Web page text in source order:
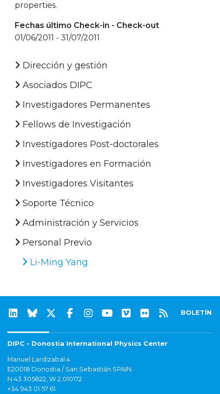
properties.
Fechas último Check-in - Check-out
01/06/2011 - 31/07/2011
Dirección y gestión
Asociados DIPC
Investigadores Permanentes
Fellows de Investigación
Investigadores Post-doctorales
Investigadores en Formación
Investigadores Visitantes
Soporte Técnico
Administración y Servicios
Personal Previo
Li-Ming Yang
BOLETÍN
DIPC - Donostia International Physics Center
Manuel Lardizabal 4
E20018 Donostia / San Sebastián SPAIN
N 43.305822, W 2.010172
+34 943 01 57 61